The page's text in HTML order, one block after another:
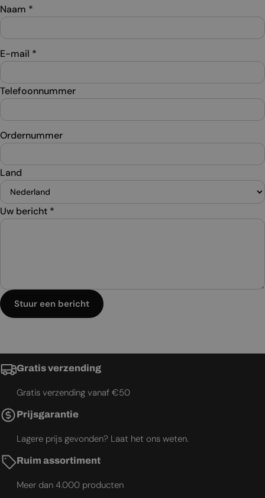
Naam *
E-mail *
Telefoonnummer
Ordernummer
Land
Uw bericht *
Stuur een bericht
Gratis verzending
Gratis verzending vanaf €50
Prijsgarantie
Lagere prijs gevonden? Laat het ons weten.
Ruim assortiment
Meer dan 4.000 producten